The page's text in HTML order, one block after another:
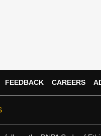
FEEDBACK CAREERS